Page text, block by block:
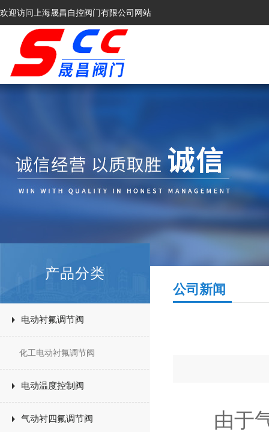
欢迎访问上海晟昌自控阀门有限公司网站
产品分类
电动衬氟调节阀
化工电动衬氟调节阀
电动温度控制阀
气动衬四氟调节阀
公司新闻
由于气